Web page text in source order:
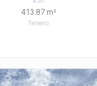
cotidiano de sua família. Agende sua visita.
413.87 m²
Terreno